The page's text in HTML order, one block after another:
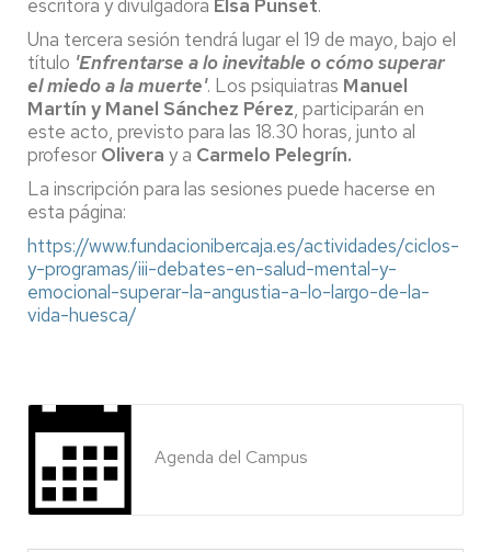
escritora y divulgadora Elsa Punset.
Una tercera sesión tendrá lugar el 19 de mayo, bajo el
título 'Enfrentarse a lo inevitable o cómo superar
el miedo a la muerte'. Los psiquiatras Manuel
Martín y Manel Sánchez Pérez, participarán en
este acto, previsto para las 18.30 horas, junto al
profesor Olivera y a Carmelo Pelegrín.
La inscripción para las sesiones puede hacerse en
esta página:
https://www.fundacionibercaja.es/actividades/ciclos-
y-programas/iii-debates-en-salud-mental-y-
emocional-superar-la-angustia-a-lo-largo-de-la-
vida-huesca/
Agenda del Campus